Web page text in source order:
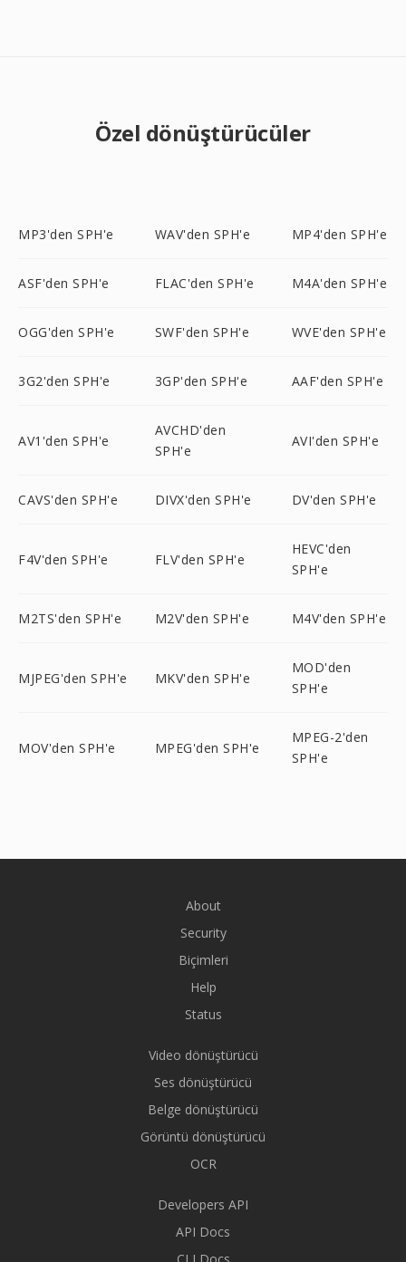
Özel dönüştürücüler
MP3'den SPH'e WAV'den SPH'e MP4'den SPH'e
ASF'den SPH'e FLAC'den SPH'e M4A'den SPH'e
OGG'den SPH'e SWF'den SPH'e WVE'den SPH'e
3G2'den SPH'e 3GP'den SPH'e AAF'den SPH'e
AV1'den SPH'e
AVCHD'den
SPH'e
AVI'den SPH'e
CAVS'den SPH'e DIVX'den SPH'e DV'den SPH'e
F4V'den SPH'e FLV'den SPH'e
HEVC'den
SPH'e
M2TS'den SPH'e M2V'den SPH'e M4V'den SPH'e
MJPEG'den SPH'e MKV'den SPH'e
MOD'den
SPH'e
MOV'den SPH'e MPEG'den SPH'e
MPEG-2'den
SPH'e
About
Security
Biçimleri
Help
Status
Video dönüştürücü
Ses dönüştürücü
Belge dönüştürücü
Görüntü dönüştürücü
OCR
Developers API
API Docs